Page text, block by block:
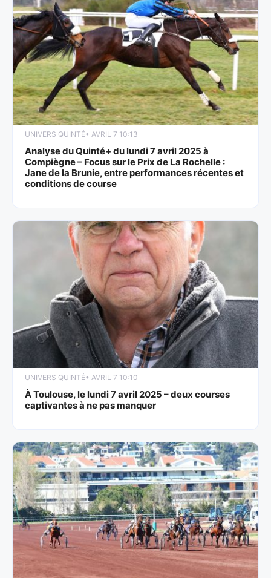
UNIVERS QUINTÉ• AVRIL 7 10:13
Analyse du Quinté+ du lundi 7 avril 2025 à
Compiègne – Focus sur le Prix de La Rochelle :
Jane de la Brunie, entre performances récentes et
conditions de course
UNIVERS QUINTÉ• AVRIL 7 10:10
À Toulouse, le lundi 7 avril 2025 – deux courses
captivantes à ne pas manquer